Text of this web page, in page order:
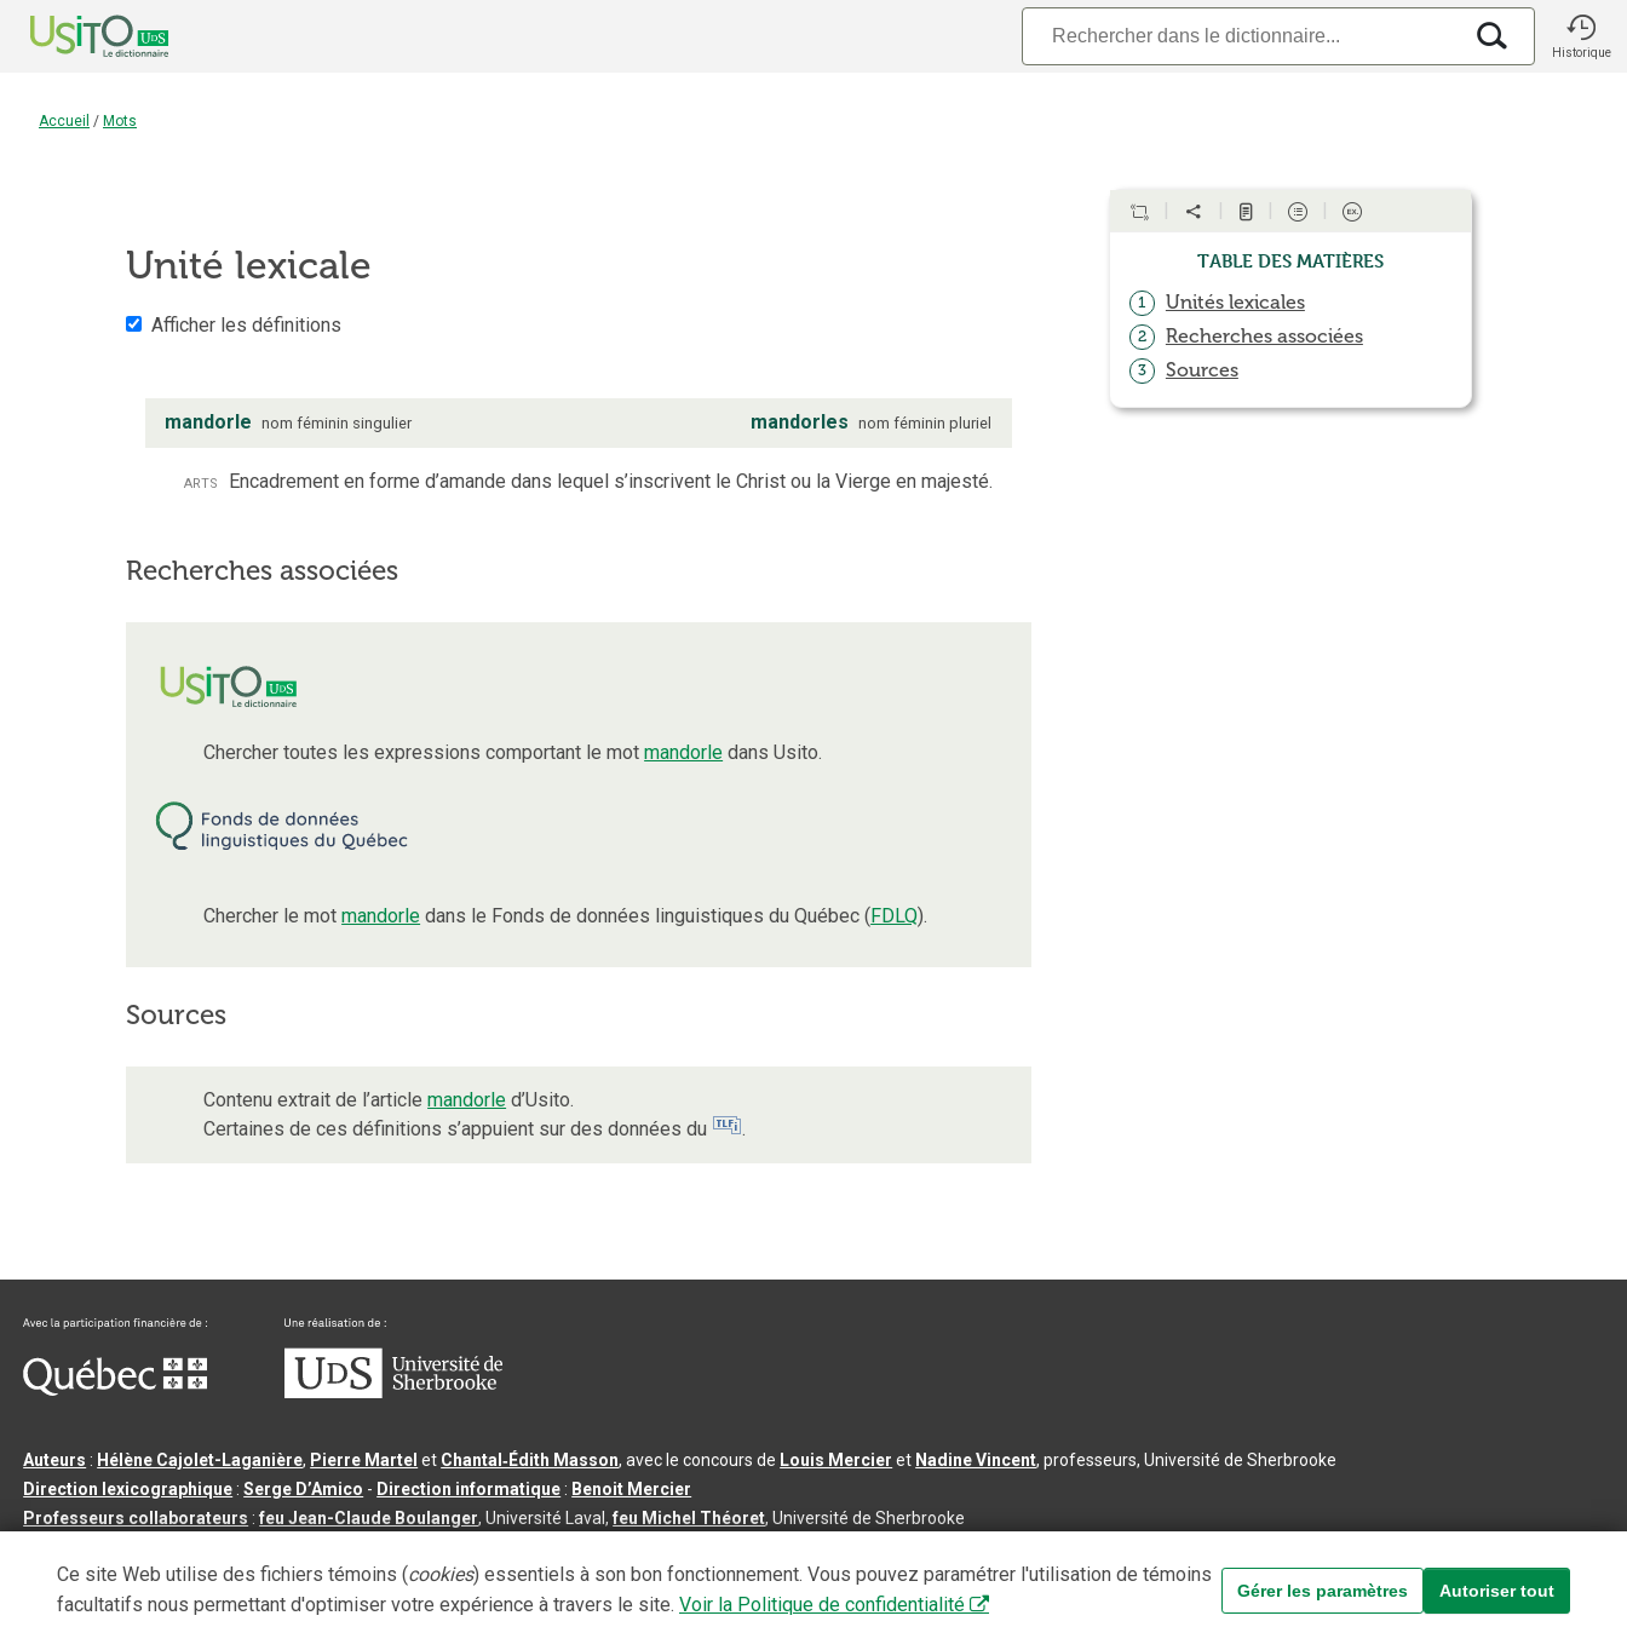
Historique
Accueil / Mots
Unité lexicale
Afficher les définitions
mandorle nom féminin singulier mandorles nom féminin pluriel
arts Encadrement en forme d’amande dans lequel s’inscrivent le Christ ou la Vierge en majesté.
Recherches associées
Chercher toutes les expressions comportant le motmandorle dans Usito.
Chercher le motmandorle dans le Fonds de données linguistiques du Québec (FDLQ).
Sources
Contenu extrait de l’articlemandorle d’Usito.
Certaines de ces définitions s’appuient sur des données du
.
Table des matières
1 Unités lexicales
2 Recherches associées
3 Sources
Auteurs : Hélène Cajolet-Laganière, Pierre Martel et Chantal‑Édith Masson, avec le concours de Louis Mercier et Nadine Vincent, professeurs, Université de Sherbrooke
Direction lexicographique :Serge D’Amico - Direction informatique : Benoit Mercier
Professeurs collaborateurs :feu Jean-Claude Boulanger, Université Laval,feu Michel Théoret, Université de Sherbrooke
Tous droits réservés©Université de Sherbrooke |3.2.2- Dernière mise à jour du contenu :2026-08-03
Ce site Web utilise des fichiers témoins (cookies) essentiels à son bon fonctionnement. Vous pouvez paramétrer l'utilisation de témoins
facultatifs nous permettant d'optimiser votre expérience à travers le site. Voir la Politique de confidentialité
Gérer les paramètres Autoriser tout